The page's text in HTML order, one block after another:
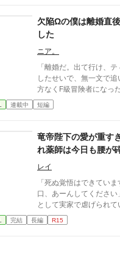
れよあれよと結婚式当日
を誓うウィリアムに、セ
て……。 そして迎えた初
なって泣くウィリアムを
で抱きしめる。 「お前がずっと、好きだ」 甘い言葉
に、これまで熱を知ら
み、火照りはじめる。 ※ムーンライトノベルズ、ア
ルファポリス、pixivへ掲
欠陥Ωの僕は離婚直
した
ニア。
「離婚だ。出て行け、ティノ」 アイドル
したせいで、無一文で追
方なくF級冒険者になっ
魔獣に遭遇。 しかも、自作の魔道具は……ポンコツ
だった。 人生終了……のはずが？！ 「助け、い
なぜかティノのポンコツ
緒に旅に出ることに。 「ティノは俺が守るから」
「おいで。ほら」 「……離したくない」 危険ダンジ
ョンなのに、なぜかずっと抱っ
の夜、狼獣人の発情期が始
魔道具師と、囲い込み
っぷり冒険BL♡ 三万文字ほどの、じんわり甘い冒険
BLです。
連載中 短編
竜帝陛下の愛が重す
れ薬師は今日も腰が
いたら一生離さない
レイ
「死ぬ覚悟はできてい
口、あーんしてください
として実家で虐げられ
下されたのは、触れる
竜帝」ヴァレリウスへの
完結 長編 R15